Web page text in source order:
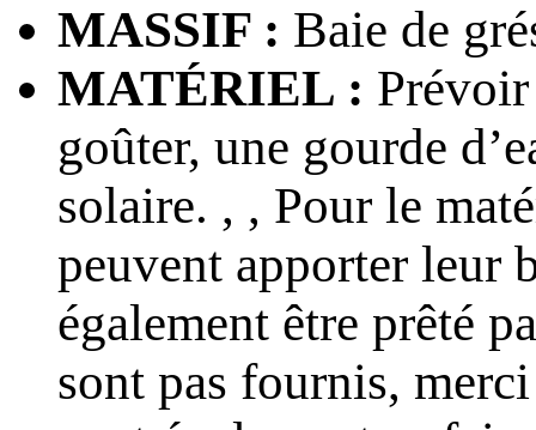
MASSIF : Baie de
MATÉRIEL :
goûter, une gourde
solaire. , , Pour le
peuvent apporter leur
également être prêté
sont pas fournis,